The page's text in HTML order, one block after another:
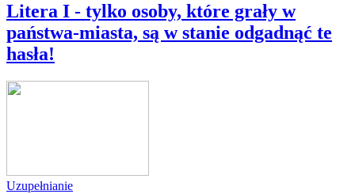
Litera I - tylko osoby, które grały w
państwa-miasta, są w stanie odgadnąć te
hasła!
Uzupełnianie